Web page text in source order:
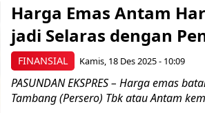
FINANSIAL
Harga Emas Antam
jadi Selaras dengan
Kamis, 18 Des 2025 - 10:09
PASUNDAN EKSPRES – Harga emas
Tambang (Persero) Tbk atau Antam